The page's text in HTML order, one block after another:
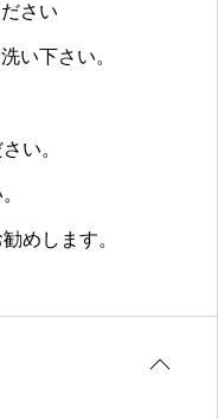
さい
い下さい。
い。
めします。